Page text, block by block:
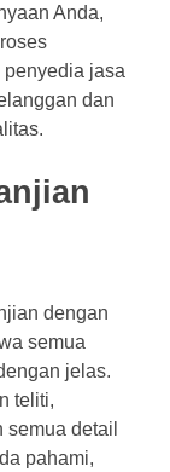
Anda,
jasa
dan
dengan
semua
jelas.
teliti,
detail
pahami,